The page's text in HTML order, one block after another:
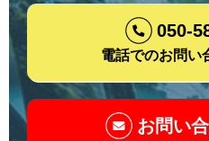
050-
電話でのお問い
お問い